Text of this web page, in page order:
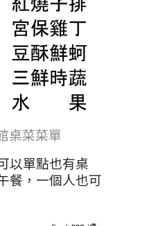
桌菜菜單
以單點也有桌
餐，一個人也可